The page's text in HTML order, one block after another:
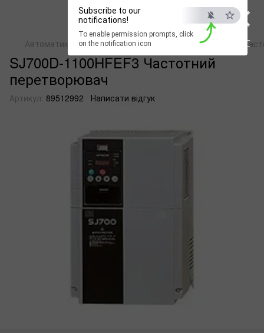
×
ESC
Subscribe to our
notifications!
To enable permission prompts, click
on the notification icon
Автоматика Перетворювачі частоти Перетворювачі
SJ700D-1100HFEF3 Частотний
перетворювач
Артикул: 89512992 Написати відгук